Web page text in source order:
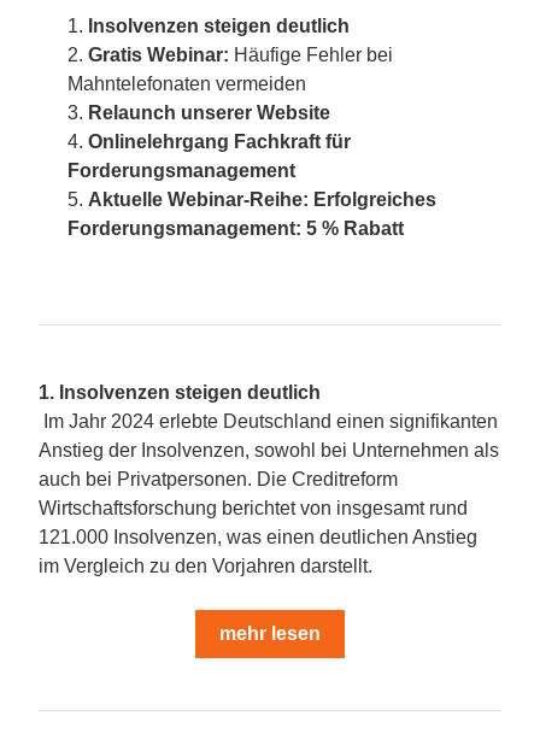
Insolvenzen steigen deutlich
Gratis Webinar:
Mahntelefonaten vermeiden
Relaunch unserer Website
Onlinelehrgang Fachkraft für
Forderungsmanagement
Aktuelle Webinar-Reihe: Erfolgreiches
Forderungsmanagement: 5 % Rabatt
1. Insolvenzen steigen deutlich
Im Jahr 2024 erlebte Deutschland einen signifikanten
Anstieg der Insolvenzen, sowohl bei Unternehmen als
auch bei Privatpersonen. Die Creditreform
Wirtschaftsforschung berichtet von insgesamt rund
121.000 Insolvenzen, was einen deutlichen Anstieg
im Vergleich zu den Vorjahren darstellt.
mehr lesen